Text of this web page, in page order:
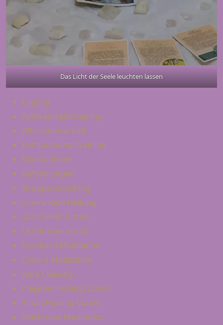
Das Licht der Seele leuchten lassen
Qigong
Achtsamkeitstraining
Affirmatinsarbeit
Entspannungstraining
Meditationen
Aufstellungen
Gruppencoaching
innere Kind Heilung
spiritueller Garten
Lichtkörperarbeit
Kundalini Meditation
Chakra Meditation
Aura Clearing
Plejaden Healing Codes
Sirian Healing Codes
Reichtums Meditation